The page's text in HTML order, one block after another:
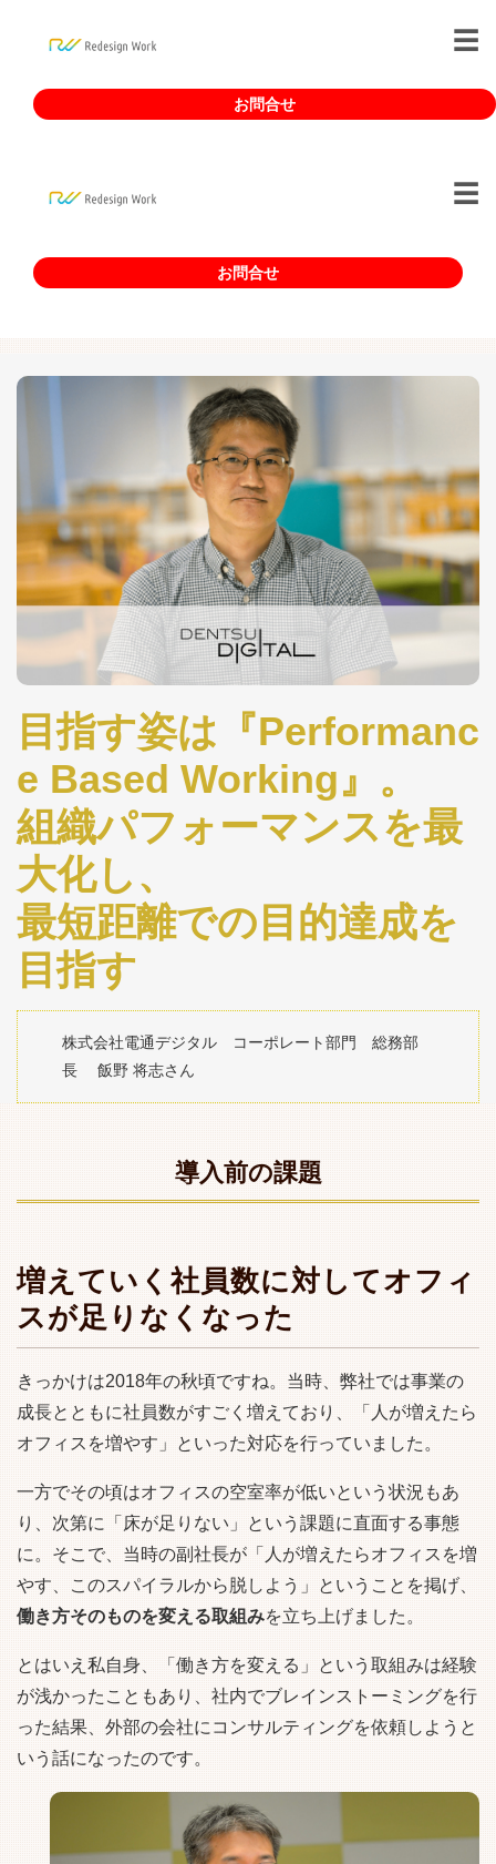
お問合せ
お問合せ
目指す姿は『Performanc
e Based Working』。
組織パフォーマンスを最
大化し、
最短距離での目的達成を
目指す
株式会社電通デジタル コーポレート部門 総務部
長 飯野 将志さん
導入前の課題
増えていく社員数に対してオフィ
スが足りなくなった
きっかけは2018年の秋頃ですね。当時、弊社では事業の
成長とともに社員数がすごく増えており、「人が増えたら
オフィスを増やす」といった対応を行っていました。
一方でその頃はオフィスの空室率が低いという状況もあ
り、次第に「床が足りない」という課題に直面する事態
に。そこで、当時の副社長が「人が増えたらオフィスを増
やす、このスパイラルから脱しよう」ということを掲げ、
働き方そのものを変える取組みを立ち上げました。
とはいえ私自身、「働き方を変える」という取組みは経験
が浅かったこともあり、社内でブレインストーミングを行
った結果、外部の会社にコンサルティングを依頼しようと
いう話になったのです。